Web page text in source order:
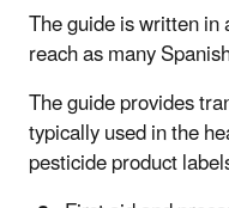
The guide is written
reach as many
The guide provides
typically used in the
pesticide product